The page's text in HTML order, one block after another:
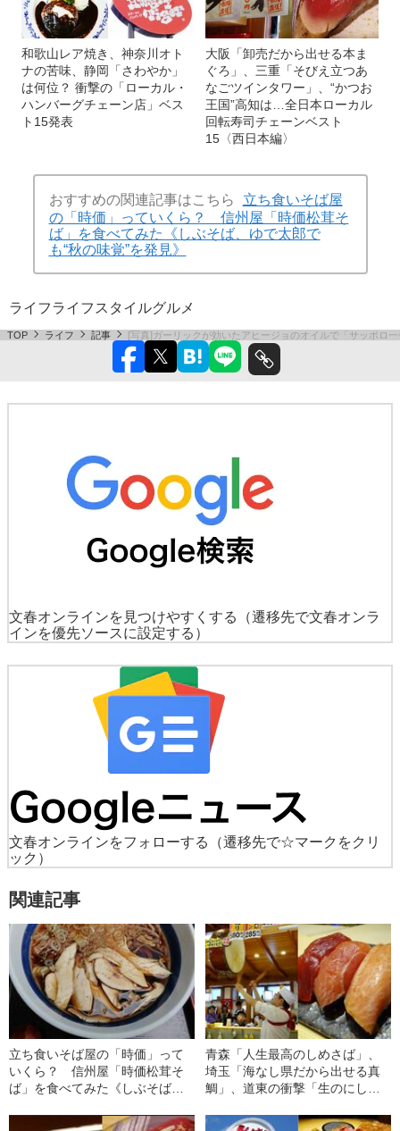
和歌山レア焼き、神奈川オト
ナの苦味、静岡「さわやか」
は何位？ 衝撃の「ローカル・
ハンバーグチェーン店」ベス
ト15発表
大阪「卸売だから出せる本ま
ぐろ」、三重「そびえ立つあ
なごツインタワー」、“かつお
王国”高知は…全日本ローカル
回転寿司チェーンベスト
15〈西日本編〉
おすすめの関連記事はこちら
立ち食いそば屋
の「時価」っていくら？ 信州屋「時価松茸そ
ば」を食べてみた《しぶそば、ゆで太郎で
も“秋の味覚”を発見》
ライフライフスタイルグルメ
TOP ライフ 記事 [写真]ガーリックが効いたアヒージョのオイルで「サッポロ
文春オンラインを見つけやすくする
（遷移先で文春オンラ
インを優先ソースに設定する）
文春オンラインをフォローする
（遷移先で☆マークをクリ
ック）
関連記事
立ち食いそば屋の「時価」って
いくら？ 信州屋「時価松茸そ
ば」を食べてみた《しぶそば、
青森「人生最高のしめさば」、
埼玉「海なし県だから出せる真
鯛」、道東の衝撃「生のにし
チェーンベスト15〈東日本編〉